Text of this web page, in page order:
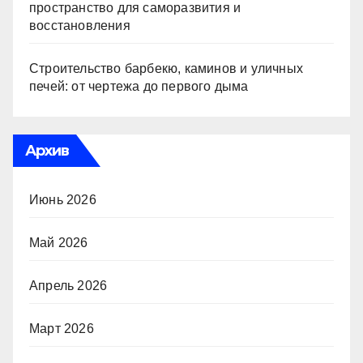
пространство для саморазвития и
восстановления
Строительство барбекю, каминов и уличных
печей: от чертежа до первого дыма
Архив
Июнь 2026
Май 2026
Апрель 2026
Март 2026